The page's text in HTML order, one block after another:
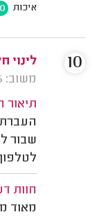
איכות
לינוי
משוב: 07/05/2025
תיאור
שבור
חוות
מאוד
10